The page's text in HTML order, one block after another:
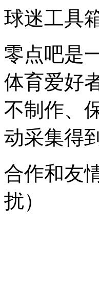
球迷工具
零点吧是
体育爱好
不制作、
动采集得
合作和友
扰）